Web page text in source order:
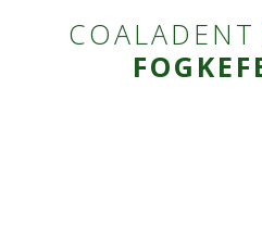
COALADENT